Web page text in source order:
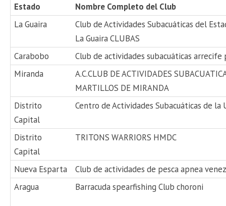
Estado
Nombre Completo del Club
La Guaira
Club de Actividades Subacuáticas del
La Guaira CLUBAS
Carabobo
Club de actividades subacuáticas arrecife
Miranda
A.C.CLUB DE ACTIVIDADES
MARTILLOS DE MIRANDA
Distrito
Capital
Centro de Actividades Subacuáticas de la
Distrito
Capital
TRITONS WARRIORS HMDC
Nueva Esparta
Club de actividades de pesca apnea
Aragua
Barracuda spearfishing Club choroni